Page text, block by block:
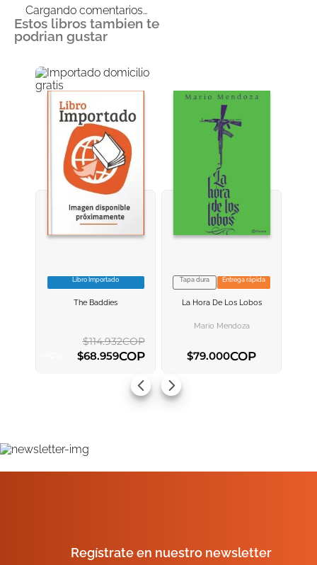
Cargando comentarios…
Estos libros tambien te
podrian gustar
VER INFORMACION
Libro Importado
The Baddies
$114.932COP
$68.959COP
VER INFORMACION
Tapa dura Entrega rápida
La Hora De Los Lobos
Mario Mendoza
$79.000COP
Regístrate en nuestro newsletter